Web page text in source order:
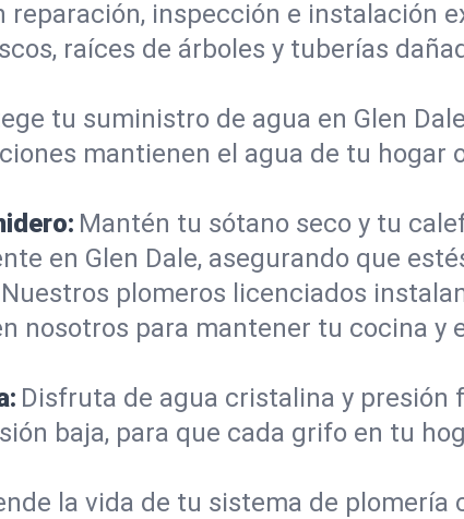
reparación, inspección e instalación
raíces de árboles y tuberías
tu suministro de agua en Glen
mantienen el agua de tu hogar
Mantén tu sótano seco y tu
en Glen Dale, asegurando que
Nuestros plomeros licenciados
nosotros para mantener tu cocina
Disfruta de agua cristalina y
baja, para que cada grifo en tu
la vida de tu sistema de